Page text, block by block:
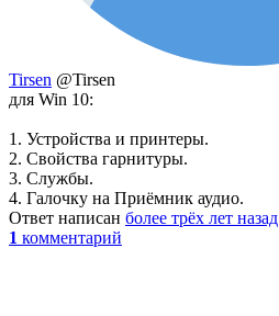
Tirsen @Tirsen
для Win 10:
1. Устройства и принтеры.
2. Свойства гарнитуры.
3. Службы.
4. Галочку на Приёмник аудио.
Ответ написан более трёх лет назад
1 комментарий